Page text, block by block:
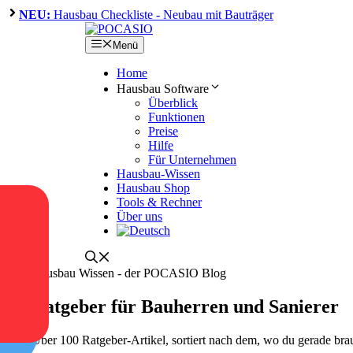
ZumNEU: Hausbau Checkliste - Neubau mit Bauträger
Menü
Home
Hausbau Software
Überblick
Funktionen
Preise
Hilfe
Für Unternehmen
Hausbau-Wissen
Hausbau Shop
Tools & Rechner
Über uns
Ratgeber für Bauherren und Sanierer
Über 100 Ratgeber-Artikel, sortiert nach dem, wo du gerade